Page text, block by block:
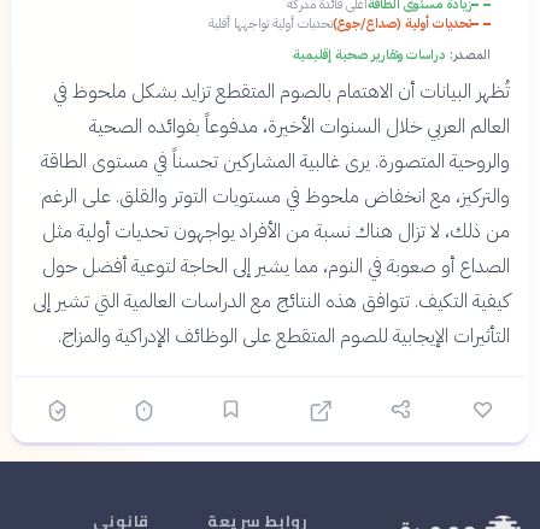
زيادة مستوى الطاقةأعلى فائدة مدركة
تحديات أولية (صداع/جوع)تحديات أولية تواجهها أقلية
المصدر: دراسات وتقارير صحية إقليمية
تُظهر البيانات أن الاهتمام بالصوم المتقطع تزايد بشكل ملحوظ في
العالم العربي خلال السنوات الأخيرة، مدفوعاً بفوائده الصحية
والروحية المتصورة. يرى غالبية المشاركين تحسناً في مستوى الطاقة
والتركيز، مع انخفاض ملحوظ في مستويات التوتر والقلق. على الرغم
من ذلك، لا تزال هناك نسبة من الأفراد يواجهون تحديات أولية مثل
الصداع أو صعوبة في النوم، مما يشير إلى الحاجة لتوعية أفضل حول
كيفية التكيف. تتوافق هذه النتائج مع الدراسات العالمية التي تشير إلى
التأثيرات الإيجابية للصوم المتقطع على الوظائف الإدراكية والمزاج.
روابط سريعة قانوني